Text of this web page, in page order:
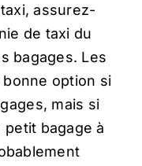
assurez-
de taxi du
bagages. Les
option si
mais si
bagage à